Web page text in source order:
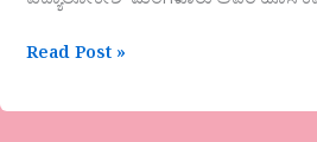
Read Post »